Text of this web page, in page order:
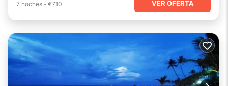
7 noches - €710 VER OFERTA